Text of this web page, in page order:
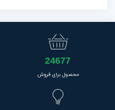
24677
محصول برای فروش